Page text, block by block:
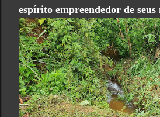
espírito empreendedor de seus